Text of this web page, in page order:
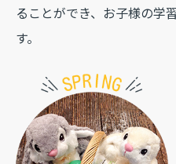
ることができ、お子様の学
す。